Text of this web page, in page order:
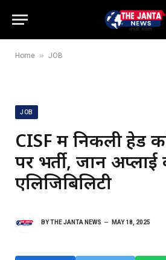
Home » JOB
JOB
CISF में निकली हेड
पर भर्ती, जानें
एलिजिबिलिटी
BYTHE JANTA NEWS MAY 18, 2025